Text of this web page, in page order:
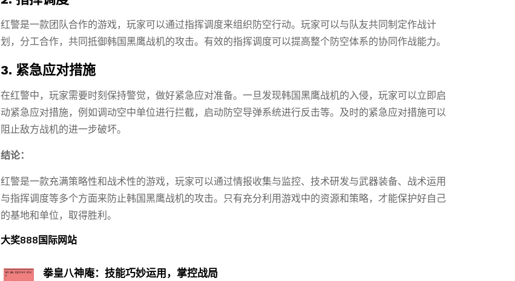
红警是一款团队合作的游戏，玩家可以通过指挥调度来组织防空行动。玩家可以与队友共同制定作战计
划，分工合作，共同抵御韩国黑鹰战机的攻击。有效的指挥调度可以提高整个防空体系的协同作战能力。
3. 紧急应对措施
在红警中，玩家需要时刻保持警觉，做好紧急应对准备。一旦发现韩国黑鹰战机的入侵，玩家可以立即启
动紧急应对措施，例如调动空中单位进行拦截，启动防空导弹系统进行反击等。及时的紧急应对措施可以
阻止敌方战机的进一步破坏。
结论：
红警是一款充满策略性和战术性的游戏，玩家可以通过情报收集与监控、技术研发与武器装备、战术运用
与指挥调度等多个方面来防止韩国黑鹰战机的攻击。只有充分利用游戏中的资源和策略，才能保护好自己
的基地和单位，取得胜利。
大奖888国际网站
拳皇八神庵：技能巧妙运用，掌控战局